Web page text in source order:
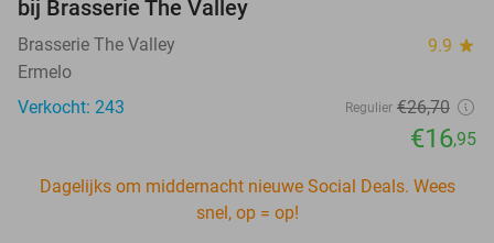
bij Brasserie The Valley
Brasserie The Valley 9.9 star
Ermelo
Verkocht: 243
Regulier €26,70
€16,95
Dagelijks om middernacht nieuwe Social Deals. Wees
snel, op = op!